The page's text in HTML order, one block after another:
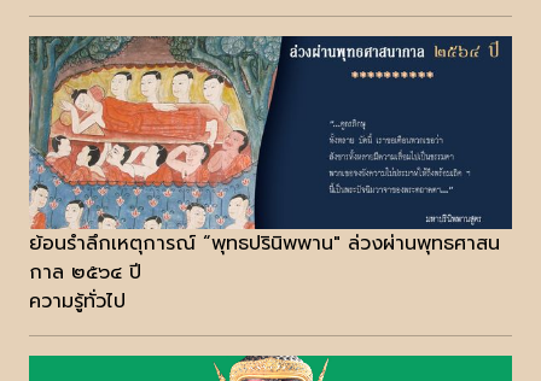
ย้อนรำลึกเหตุการณ์ “พุทธปรินิพพาน" ล่วงผ่านพุทธศาสน
กาล ๒๕๖๔ ปี
ความรู้ทั่วไป